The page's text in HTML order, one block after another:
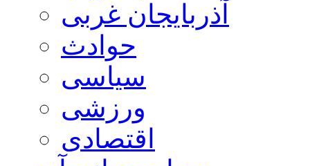
آذربایجان غربی
حوادث
سیاسی
ورزشی
اقتصادی